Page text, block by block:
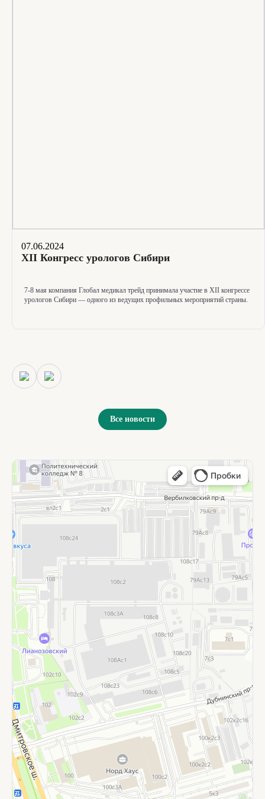
07.06.2024
XII Конгресс урологов Сибири
7-8 мая компания Глобал медикал трейд принимала участие в XII конгрессе
урологов Сибири — одного из ведущих профильных мероприятий страны.
Все новости